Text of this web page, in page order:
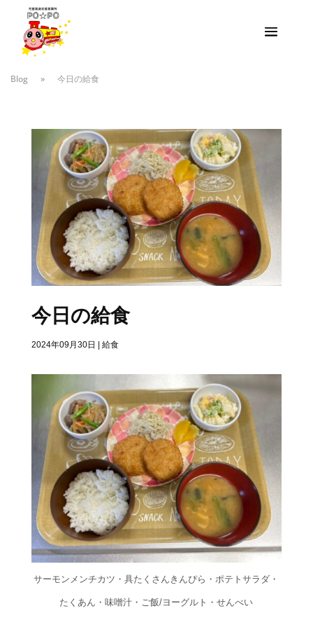
Blog » 今日の給食
今日の給食
2024年09月30日 給食
サーモンメンチカツ・具たくさんきんぴら・ポテトサラダ・
たくあん・味噌汁・ご飯/ヨーグルト・せんべい